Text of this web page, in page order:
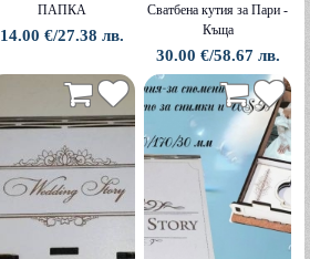
ПАПКА
14.00 €/27.38 лв.
Сватбена кутия за Пари -
Къща
30.00 €/58.67 лв.